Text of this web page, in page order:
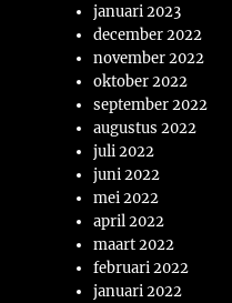
januari 2023
december 2022
november 2022
oktober 2022
september 2022
augustus 2022
juli 2022
juni 2022
mei 2022
april 2022
maart 2022
februari 2022
januari 2022